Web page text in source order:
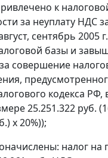
к
за неуплату НДС
сентябрь 2005
базы и
совершение
кодекса РФ,
25.251.322 руб.
х 20%));
налог на